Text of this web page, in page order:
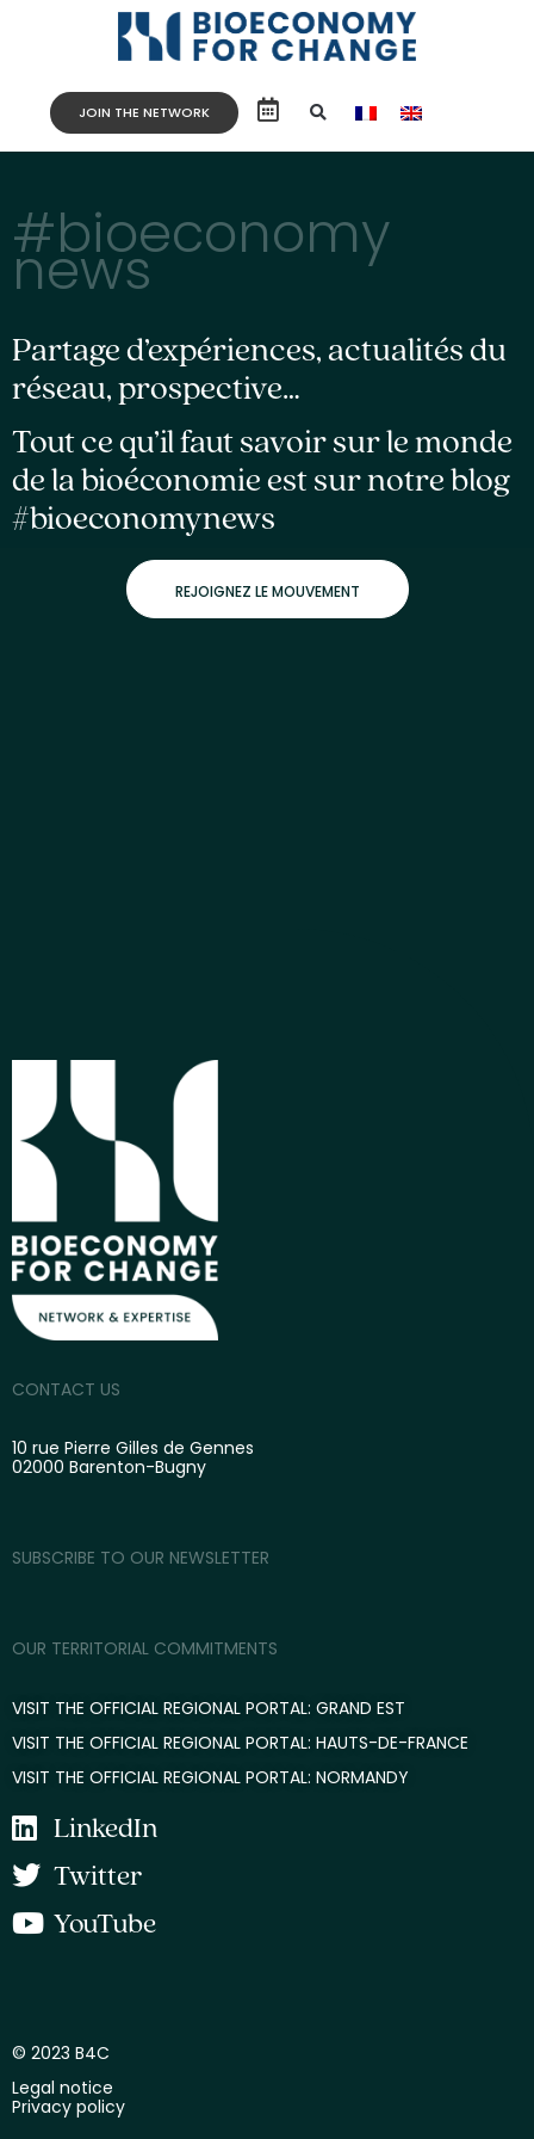
JOIN THE NETWORK
#bioeconomy
news
Partage d’expériences, actualités du
réseau, prospective…
Tout ce qu’il faut savoir sur le monde
de la bioéconomie est sur notre blog
#bioeconomynews
REJOIGNEZ LE MOUVEMENT
CONTACT US
10 rue Pierre Gilles de Gennes
02000 Barenton-Bugny
SUBSCRIBE TO OUR NEWSLETTER
OUR TERRITORIAL COMMITMENTS
VISIT THE OFFICIAL REGIONAL PORTAL: GRAND EST
VISIT THE OFFICIAL REGIONAL PORTAL: HAUTS-DE-FRANCE
VISIT THE OFFICIAL REGIONAL PORTAL: NORMANDY
LinkedIn
Twitter
YouTube
© 2023 B4C
Legal notice
Privacy policy